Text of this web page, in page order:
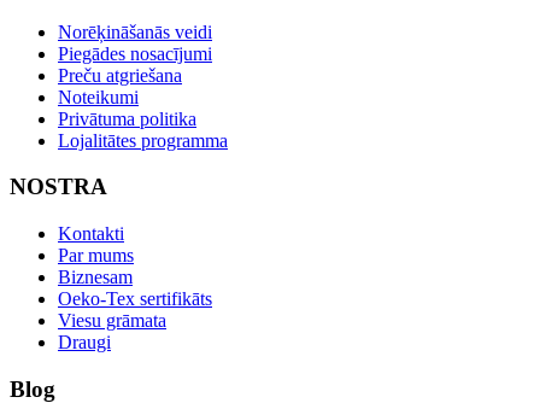
Norēķināšanās veidi
Piegādes nosacījumi
Preču atgriešana
Noteikumi
Privātuma politika
Lojalitātes programma
NOSTRA
Kontakti
Par mums
Biznesam
Oeko-Tex sertifikāts
Viesu grāmata
Draugi
Blog